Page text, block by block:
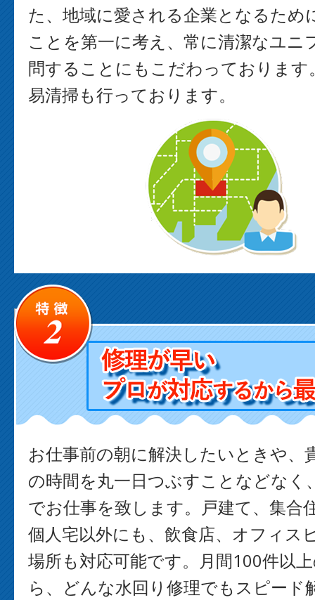
た、地域に愛される企業となるため
ことを第一に考え、常に清潔なユニ
問することにもこだわっております
易清掃も行っております。
お仕事前の朝に解決したいときや、
の時間を丸一日つぶすことなどなく
でお仕事を致します。戸建て、集合
個人宅以外にも、飲食店、オフィス
場所も対応可能です。月間100件以
ら、どんな水回り修理でもスピード